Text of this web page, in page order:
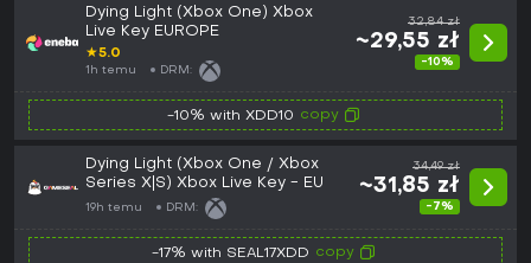
Dying Light (Xbox One) Xbox
Live Key EUROPE
★5.0
1h temu DRM:
32,84 zł
~29,55 zł
-10%
-10% with XDD10 copy
Dying Light (Xbox One / Xbox
Series X|S) Xbox Live Key - EU
19h temu DRM:
34,49 zł
~31,85 zł
-7%
-17% with SEAL17XDD copy